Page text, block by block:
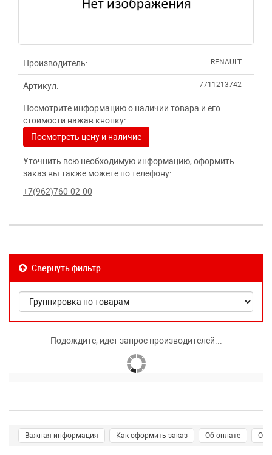
Производитель: RENAULT
Артикул: 7711213742
Посмотрите информацию о наличии товара и его
стоимости нажав кнопку:
Посмотреть цену и наличие
Уточнить всю необходимую информацию, оформить
заказ вы также можете по телефону:
+7(962)760-02-00
Свернуть фильтр
Подождите, идет запрос производителей...
Важная информация Как оформить заказ Об оплате О